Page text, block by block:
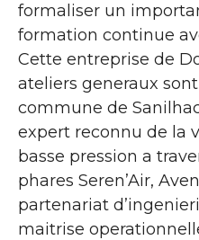
formaliser un
formation continue
Cette entreprise de
ateliers generaux
commune de
expert reconnu de la
basse pression a
phares Seren’Air,
partenariat
maitrise